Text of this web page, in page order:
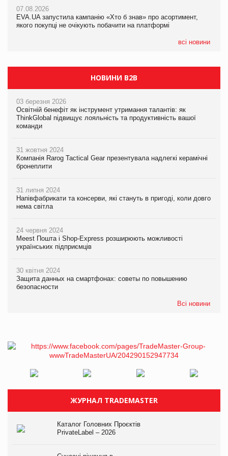
07.08.2026
EVA.UA запустила кампанію «Хто б знав» про асортимент,
якого покупці не очікують побачити на платформі
всі новини
07.08.2026
EVA.UA запустила кампанію «Хто б знав» про асортимент,
якого покупці не очікують побачити на платформі
НОВИНИ B2B
03 березня 2026
Освітній бенефіт як інструмент утримання талантів: як
ThinkGlobal підвищує лояльність та продуктивність вашої
команди
31 жовтня 2024
Компанія Rarog Tactical Gear презентувала надлегкі керамічні
бронеплити
31 липня 2024
Напівфабрикати та консерви, які стануть в пригоді, коли довго
нема світла
24 червня 2024
Meest Пошта і Shop-Express розширюють можливості
українських підприємців
30 квітня 2024
Защита данных на смартфонах: советы по повышению
безопасности
Всі новини
ЖУРНАЛ TRADEMASTER
Каталог Головних Проєктів
PrivateLabel – 2026